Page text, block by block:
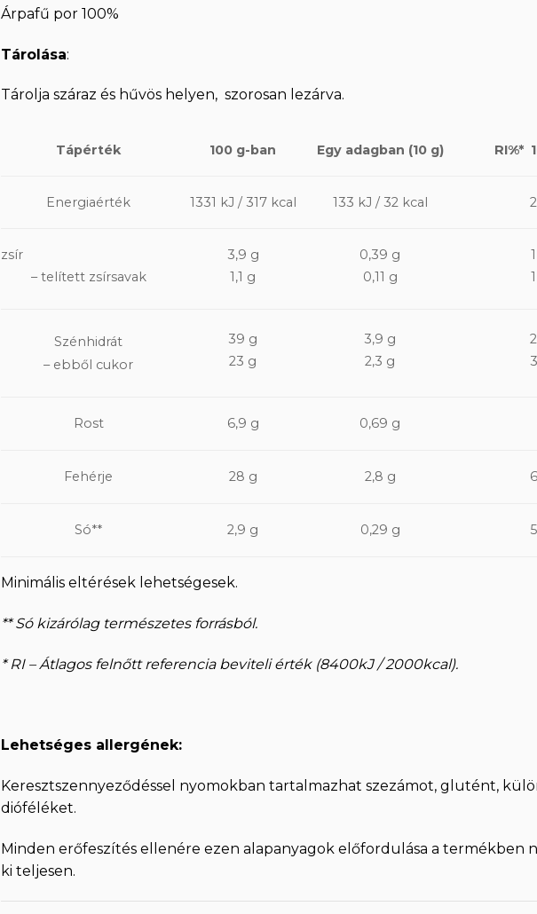
Árpafű por 100%
Tárolása:
Tárolja száraz és hűvös helyen, szorosan lezárva.
Tápérték 100 g-ban Egy adagban (10 g) RI%*
Energiaérték 1331 kJ / 317 kcal 133 kJ / 32 kcal
zsír
– telített zsírsavak
3,9 g
1,1 g
0,39 g
0,11 g
Szénhidrát
– ebből cukor
39 g
23 g
3,9 g
2,3 g
Rost 6,9 g 0,69 g
Fehérje 28 g 2,8 g
Só** 2,9 g 0,29 g
Minimális eltérések lehetségesek.
** Só kizárólag természetes forrásból.
* RI – Átlagos felnőtt referencia beviteli érték (8400kJ / 2000kcal).
Lehetséges allergének:
Keresztszennyeződéssel nyomokban tartalmazhat szezámot, glutént,
dióféléket.
Minden erőfeszítés ellenére ezen alapanyagok előfordulása a termékben
ki teljesen.